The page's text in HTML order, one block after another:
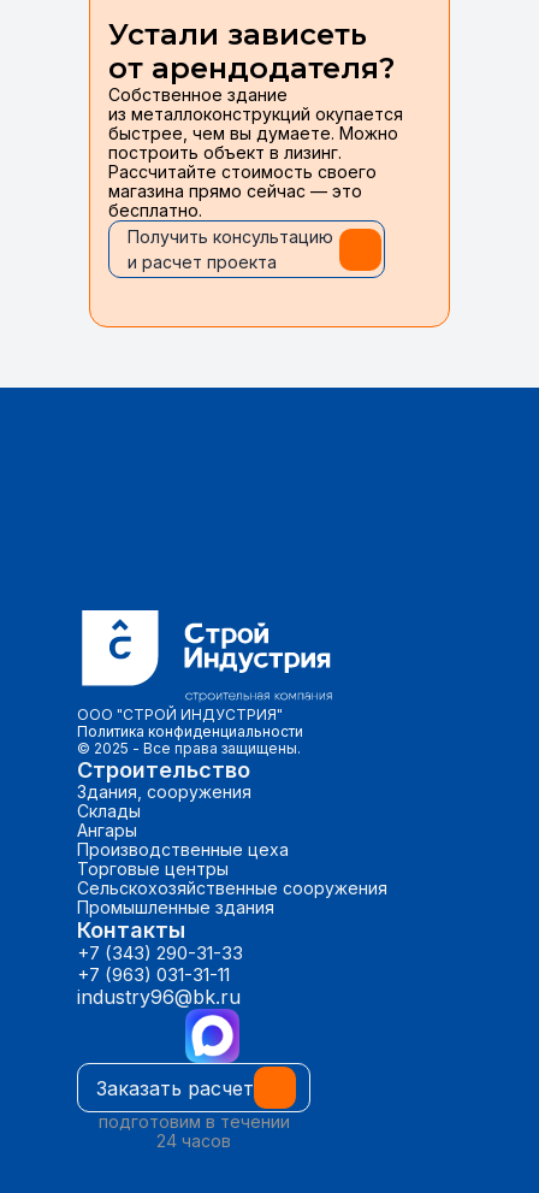
Устали зависеть
от арендодателя?
Собственное здание
из металлоконструкций окупается
быстрее, чем вы думаете. Можно
построить объект в лизинг.
Рассчитайте стоимость своего
магазина прямо сейчас — это
бесплатно.
Получить консультацию
и расчет проекта
ООО "СТРОЙ ИНДУСТРИЯ"
Политика конфиденциальности
© 2025 - Все права защищены.
Строительство
Здания, сооружения
Склады
Ангары
Производственные цеха
Торговые центры
Сельскохозяйственные сооружения
Промышленные здания
Контакты
+7 (343) 290-31-33
+7 (963) 031-31-11
industry96@bk.ru
Заказать расчет
подготовим в течении
24 часов